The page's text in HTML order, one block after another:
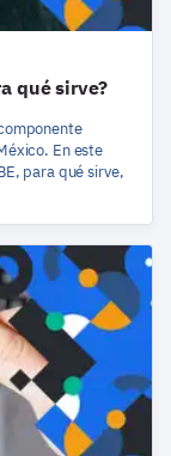
qué sirve?
En este
para qué sirve,